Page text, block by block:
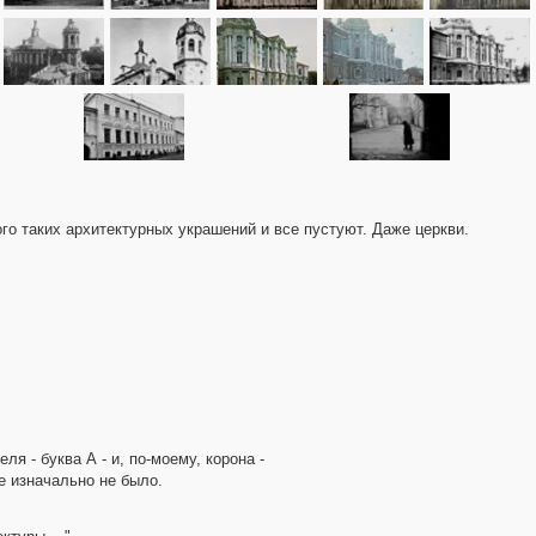
таких архитектурных украшений и все пустуют. Даже церкви.
- буква А - и, по-моему, корона -
изначально не было.